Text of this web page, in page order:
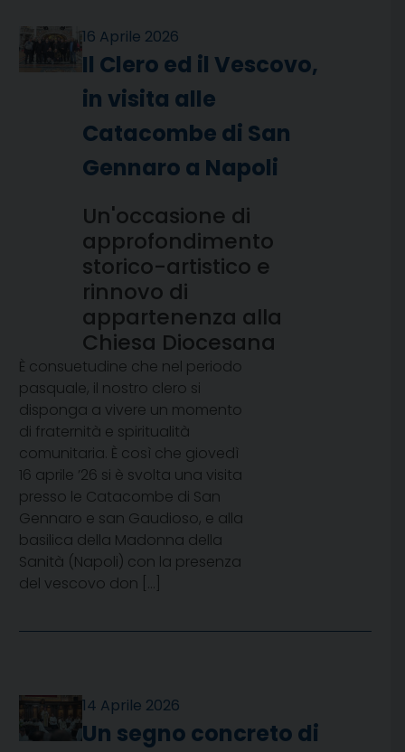
16 Aprile 2026
Il Clero ed il Vescovo,
in visita alle
Catacombe di San
Gennaro a Napoli
Un'occasione di
approfondimento
storico-artistico e
rinnovo di
appartenenza alla
Chiesa Diocesana
È consuetudine che nel periodo
pasquale, il nostro clero si
disponga a vivere un momento
di fraternità e spiritualità
comunitaria. È così che giovedì
16 aprile ’26 si è svolta una visita
presso le Catacombe di San
Gennaro e san Gaudioso, e alla
basilica della Madonna della
Sanità (Napoli) con la presenza
del vescovo don […]
14 Aprile 2026
Un segno concreto di